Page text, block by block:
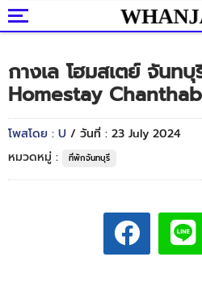
กางเล โฮมสเตย์ จันท
Homestay
โพสโดย : U / วันที่ : 23 July 2024
หมวดหมู่ :
ที่พักจันทบุรี